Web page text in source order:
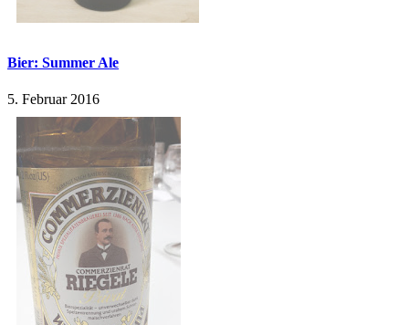
Bier: Summer Ale
5. Februar 2016